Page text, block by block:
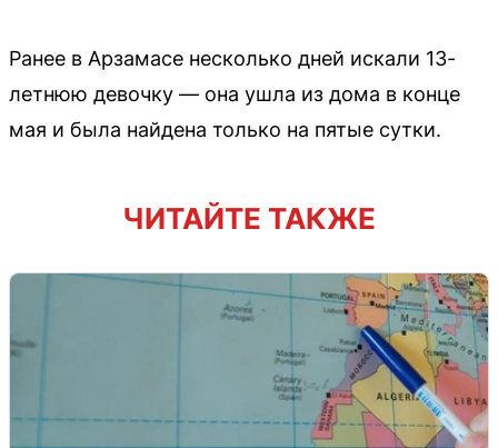
Ранее в Арзамасе несколько дней искали 13-
летнюю девочку — она ушла из дома в конце
мая и была найдена только на пятые сутки.
ЧИТАЙТЕ ТАКЖЕ